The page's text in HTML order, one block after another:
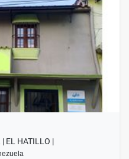
EL HATILLO |